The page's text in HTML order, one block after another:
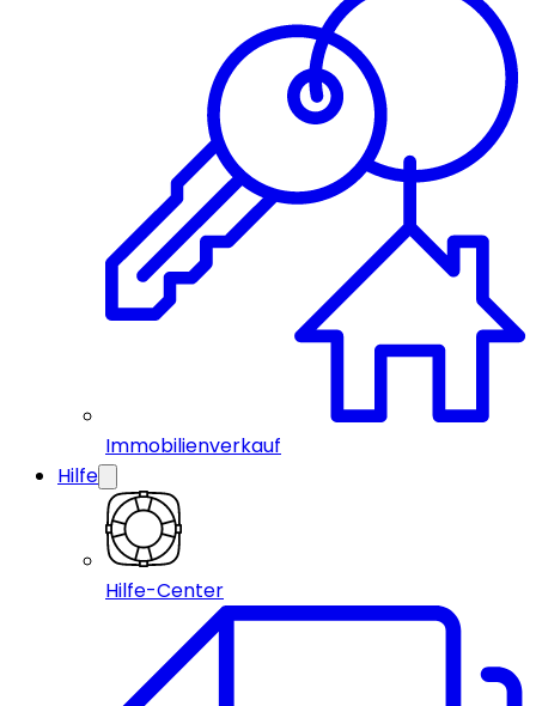
Immobilienverkauf
Hilfe
Hilfe-Center